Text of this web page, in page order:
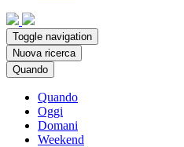
Toggle navigation
Nuova ricerca
Quando
Quando
Oggi
Domani
Weekend